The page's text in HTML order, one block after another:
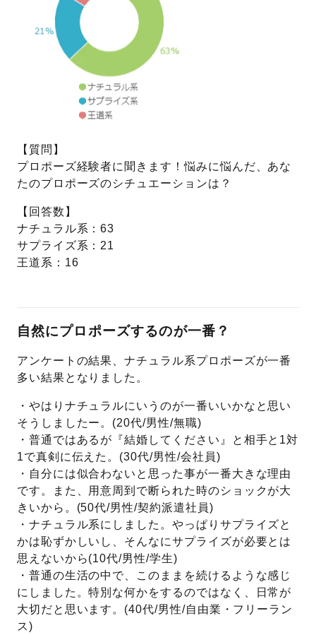
【質問】
プロポーズ経験者に聞きます！悩みに悩んだ、あな
たのプロポーズのシチュエーションは？
【回答数】
ナチュラル系：63
サプライズ系：21
王道系：16
自然にプロポーズするのが一番？
アンケートの結果、ナチュラル系プロポーズが一番
多い結果となりました。
・やはりナチュラルにいうのが一番いいかなと思い
そうしましたー。(20代/男性/無職)
・普通ではあるが『結婚してください』と相手と1対
1で真剣に伝えた。(30代/男性/会社員)
・自分には似合わないと思った事が一番大きな理由
です。また、用意周到で断られた時のショックが大
きいから。(50代/男性/契約派遣社員)
・ナチュラル系にしました。やっぱりサプライズと
かは恥ずかしいし、そんなにサプライズが必要とは
思えないから(10代/男性/学生)
・普通の生活の中で、このままを続けるような感じ
にしました。特別な何かをするのではなく、日常が
大切だと思います。(40代/男性/自由業・フリーラン
ス)
言葉
エピソード Follow us on